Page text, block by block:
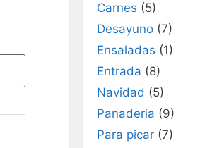
Carnes (5)
Desayuno (7)
Ensaladas (1)
Entrada (8)
Navidad (5)
Panaderia (9)
Para picar (7)